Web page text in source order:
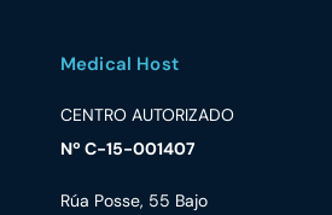
Medical Host
CENTRO AUTORIZADO
Nº C-15-001407
Rúa Posse, 55 Bajo